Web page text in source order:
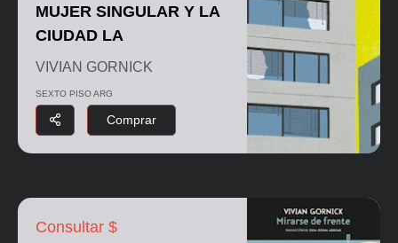
MUJER SINGULAR Y LA
CIUDAD LA
VIVIAN GORNICK
SEXTO PISO ARG
Comprar
Consultar $